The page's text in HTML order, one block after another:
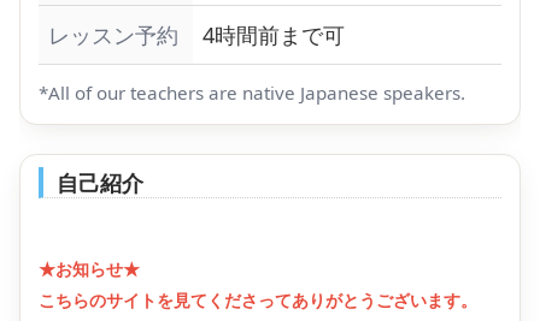
レッスン予約
4時間前まで可
*All of our teachers are native Japanese speakers.
自己紹介
★お知らせ★
こちらのサイトを見てくださってありがとうございます。